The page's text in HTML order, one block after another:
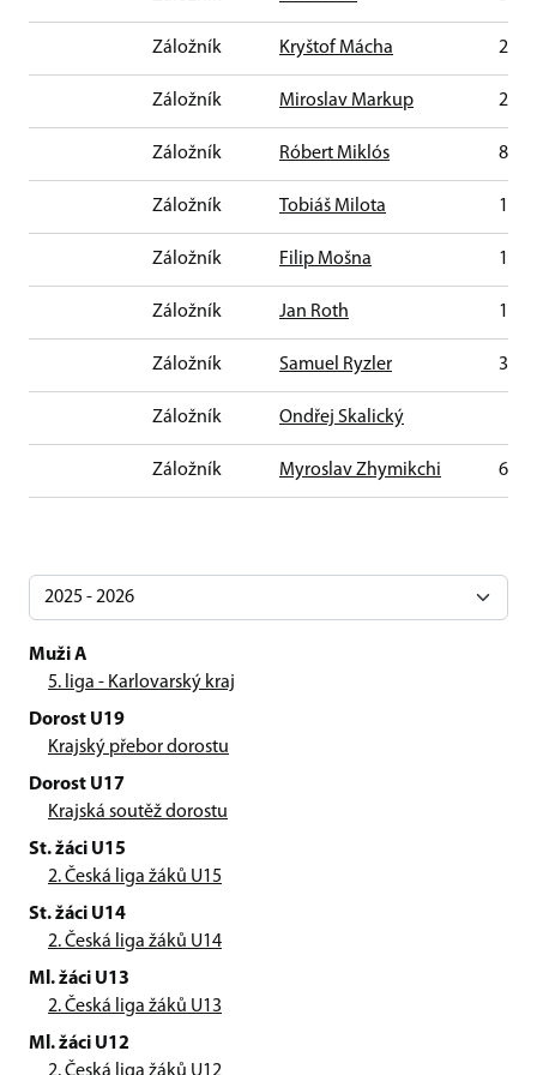
Záložník Kryštof Mácha 22.
Záložník Miroslav Markup 23.
Záložník Róbert Miklós 8. 1.
Záložník Tobiáš Milota 16.
Záložník Filip Mošna 18.
Záložník Jan Roth 18.
Záložník Samuel Ryzler 31.
Záložník Ondřej Skalický
Záložník Myroslav Zhymikchi 6. 8.
Muži A
5. liga - Karlovarský kraj
Dorost U19
Krajský přebor dorostu
Dorost U17
Krajská soutěž dorostu
St. žáci U15
2. Česká liga žáků U15
St. žáci U14
2. Česká liga žáků U14
Ml. žáci U13
2. Česká liga žáků U13
Ml. žáci U12
2. Česká liga žáků U12